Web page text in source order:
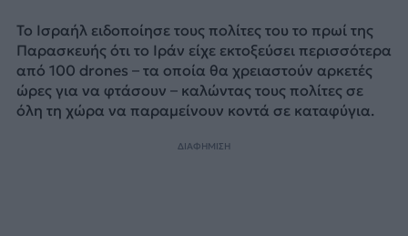
Το Ισραήλ ειδοποίησε τους πολίτες του το πρωί της
Παρασκευής ότι το Ιράν είχε εκτοξεύσει περισσότερα
από 100 drones – τα οποία θα χρειαστούν αρκετές
ώρες για να φτάσουν – καλώντας τους πολίτες σε
όλη τη χώρα να παραμείνουν κοντά σε καταφύγια.
ΔΙΑΦΗΜΙΣΗ